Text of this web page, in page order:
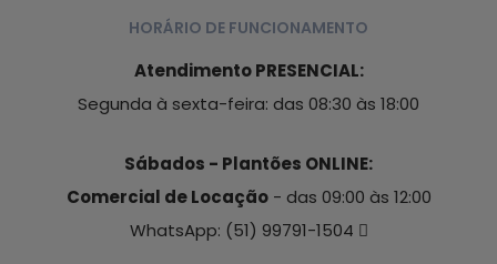
HORÁRIO DE FUNCIONAMENTO
Atendimento PRESENCIAL:
Segunda à sexta-feira: das 08:30 às 18:00
Sábados - Plantões ONLINE:
Comercial de Locação- das 09:00 às 12:00
WhatsApp: (51) 99791-1504